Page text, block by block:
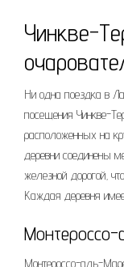
Чинкве-
Ни одна поездка в
посещения Чинкве-
расположенных на
деревни соединены
железной дорогой‚
Каждая деревня
Монтероссо-аль-